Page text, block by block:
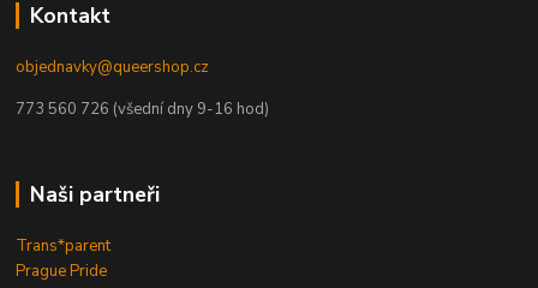
Kontakt
objednavky@queershop.cz
773 560 726 (všední dny 9-16 hod)
Naši partneři
Trans*parent
Prague Pride